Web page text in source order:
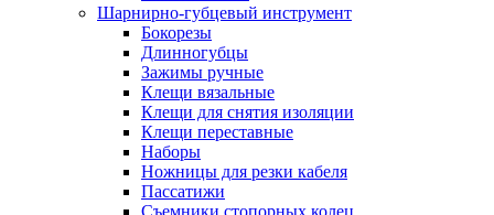
Шарнирно-губцевый инструмент
Бокорезы
Длинногубцы
Зажимы ручные
Клещи вязальные
Клещи для снятия изоляции
Клещи переставные
Наборы
Ножницы для резки кабеля
Пассатижи
Съемники стопорных колец